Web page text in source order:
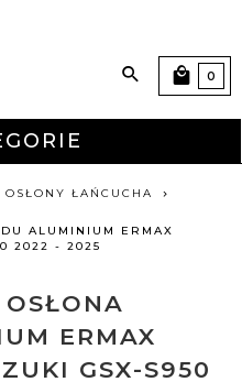
0
ŁAŃCUCHA
ALUMINIUM ERMAX
2022 - 2025
ERMAX
GSX-S950